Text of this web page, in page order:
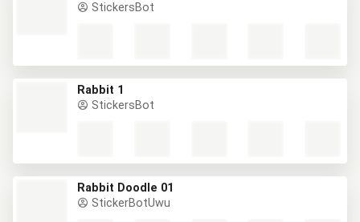
StickersBot
Rabbit 1
StickersBot
Rabbit Doodle 01
StickerBotUwu